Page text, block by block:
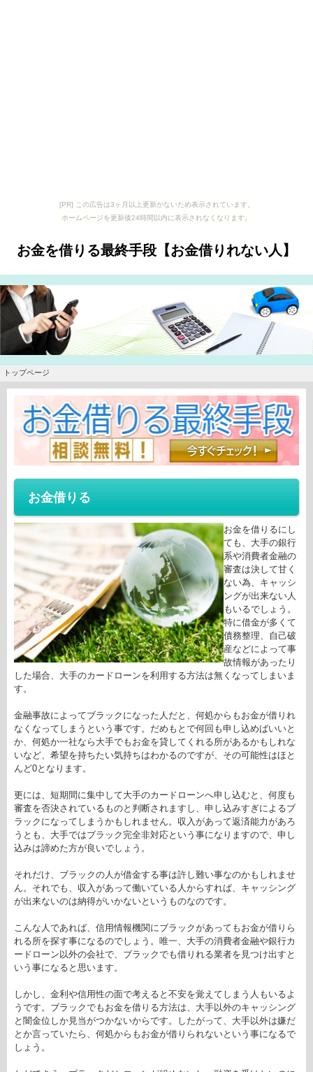
[PR] この広告は3ヶ月以上更新がないため表示されています。
ホームページを更新後24時間以内に表示されなくなります。
お金を借りる最終手段【お金借りれない人】
トップページ
お金借りる
お金を借りるにし
ても、大手の銀行
系や消費者金融の
審査は決して甘く
ない為、キャッシ
ングが出来ない人
もいるでしょう。
特に借金が多くて
債務整理、自己破
産などによって事
故情報があったり
した場合、大手のカードローンを利用する方法は無くなってしまいま
す。
金融事故によってブラックになった人だと、何処からもお金が借りれ
なくなってしまうという事です。だめもとで何回も申し込めばいいと
か、何処か一社なら大手でもお金を貸してくれる所があるかもしれな
いなど、希望を持ちたい気持ちはわかるのですが、その可能性はほと
んど0となります。
更には、短期間に集中して大手のカードローンへ申し込むと、何度も
審査を否決されているものと判断されますし、申し込みすぎによるブ
ラックになってしまうかもしれません。収入があって返済能力があろ
うとも、大手ではブラック完全非対応という事になりますので、申し
込みは諦めた方が良いでしょう。
それだけ、ブラックの人が借金する事は許し難い事なのかもしれませ
ん。それでも、収入があって働いている人からすれば、キャッシング
が出来ないのは納得がいかないというものなのです。
こんな人であれば、信用情報機関にブラックがあってもお金が借りら
れる所を探す事になるのでしょう。唯一、大手の消費者金融や銀行カ
ードローン以外の会社で、ブラックでも借りれる業者を見つけ出すと
いう事になると思います。
しかし、金利や信用性の面で考えると不安を覚えてしまう人もいるよ
うです。ブラックでもお金を借りる方法は、大手以外のキャッシング
と闇金位しか見当がつかないからです。したがって、大手以外は嫌だ
とか言っていたら、何処からもお金が借りられないという事になるで
しょう。